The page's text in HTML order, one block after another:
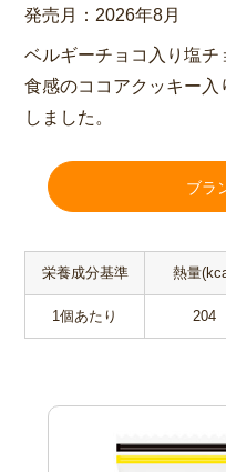
発売月： 2026年8月
ベルギーチョコ入り塩
食感のココアクッキー
しました。
ブラ
栄養成分基準
1個あたり
熱量
204